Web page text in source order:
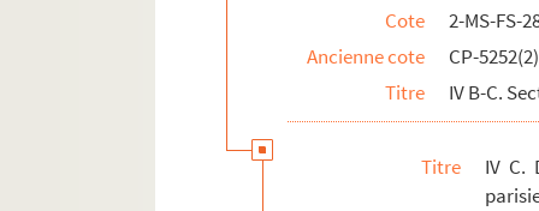
Cote
2-MS-FS-
Ancienne cote
CP-5252(2)
Titre
IV B-C.
Titre
IV C.